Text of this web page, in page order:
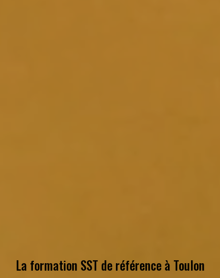
La formation SST de référence à Toulon